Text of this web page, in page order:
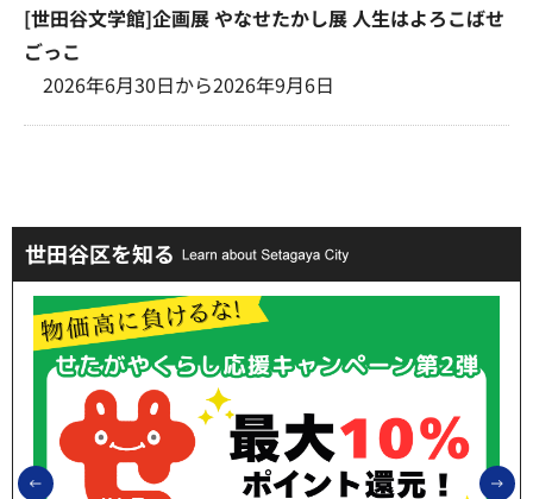
[世田谷文学館]企画展 やなせたかし展 人生はよろこばせ
ごっこ
2026年6月30日から2026年9月6日
世田谷区を知る
前のスライドを表示